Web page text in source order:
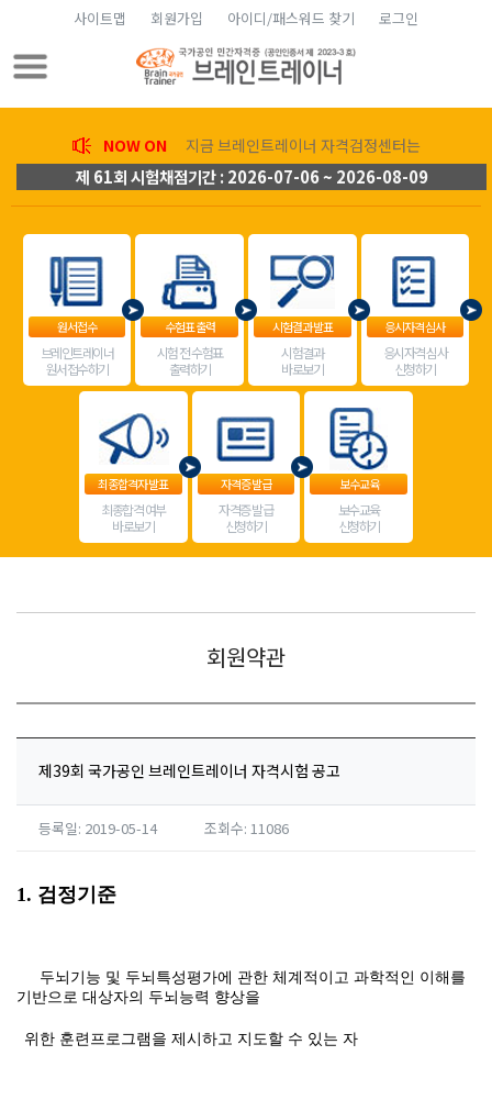
사이트맵 회원가입 아이디/패스워드 찾기 로그인
NOW ON 지금 브레인트레이너 자격검정센터는
제 61회 시험채점기간 : 2026-07-06 ~ 2026-08-09
원서접수
브레인트레이너
원서접수하기
수험표 출력
시험 전 수험표
출력하기
시험결과 발표
시험결과
바로보기
응시자격 심사
응시자격 심사
신청하기
최종합격자 발표
최종합격 여부
바로보기
자격증 발급
자격증 발급
신청하기
보수교육
보수교육
신청하기
회원약관
제39회 국가공인 브레인트레이너 자격시험 공고
등록일: 2019-05-14 조회수: 11086
1. 검정기준
두뇌기능 및 두뇌특성평가에 관한 체계적이고 과학적인 이해를
기반으로 대상자의 두뇌능력 향상을
위한 훈련프로그램을 제시하고 지도할 수 있는 자